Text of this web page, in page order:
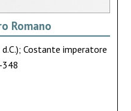
Romano
Costante imperatore
348